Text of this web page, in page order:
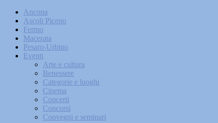
Ancona
Ascoli Piceno
Fermo
Macerata
Pesaro-Urbino
Eventi
Arte e cultura
Benessere
Categorie e luoghi
Cinema
Concerti
Concorsi
Convegni e seminari